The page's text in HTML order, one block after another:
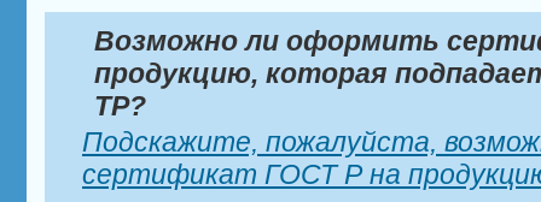
Возможно ли оформить
продукцию, которая
ТР?
Подскажите, пожалуйста,
сертификат ГОСТ Р на